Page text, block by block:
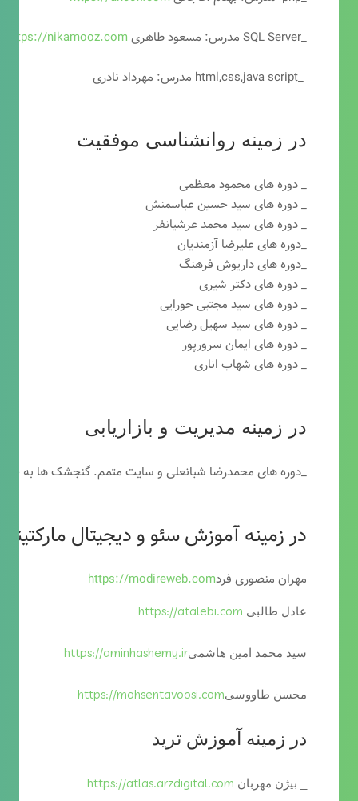
_SQL Server مدرس: مسعود طاهری
https://nikamooz.com
_html,css,java script مدرس: مهرداد نادری
در زمینه روانشناسی موفقیت
_ دوره های محمود معظمی
_ دوره های سید حسین عباسمنش
_ دوره های سید محمد عرشیانفر
_دوره های علیرضا آزمندیان
_دوره های داریوش فرهنگ
_ دوره های دکتر شیری
_ دوره های سید مجتبی حورایی
_ دوره های سید سهیل رضایی
_ دوره های ایمان سرورپور
_ دوره های شهاب اناری
در زمینه مدیریت و بازاریابی
_دوره های محمدرضا شبانعلی و سایت متمم. گنجشک ها به
در زمینه آموزش سئو و دیجیتال
مهران منصوری فردhttps://modireweb.com
عادل طالبی https://atalebi.com
سید محمد امین هاشمیhttps://aminhashemy.ir
محسن طاووسیhttps://mohsentavoosi.com
در زمینه آموزش ترید
_ بیژن مهربان https://atlas.arzdigital.com